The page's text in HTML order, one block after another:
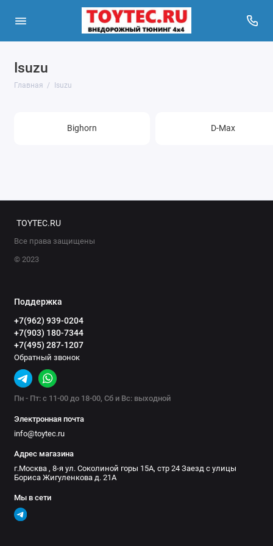
Isuzu
Главная Isuzu
Bighorn D-Max
TOYTEC.RU
Все права защищены
© 2023
Поддержка
+7(962) 939-0204
+7(903) 180-7344
+7(495) 287-1207
Обратный звонок
Пн - Пт: с 11-00 до 18-00, Сб и Вс: выходной
Электронная почта
info@toytec.ru
Адрес магазина
г.Москва , 8-я ул. Соколиной горы 15А, стр 24 Заезд с улицы
Бориса Жигуленкова д. 21А
Мы в сети